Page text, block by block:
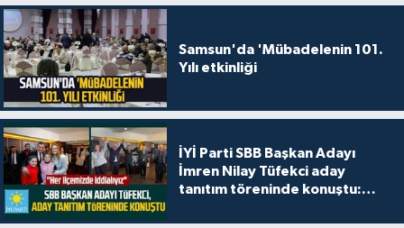
Samsun'da 'Mübadelenin 101.
Yılı etkinliği
İYİ Parti SBB Başkan Adayı
İmren Nilay Tüfekci aday
tanıtım töreninde konuştu: